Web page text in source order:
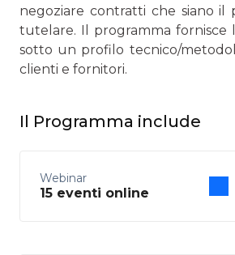
negoziare contratti che siano il
tutelare. Il programma fornisce
sotto un profilo tecnico/
clienti e fornitori.
Il Programma include
Webinar
15 eventi online